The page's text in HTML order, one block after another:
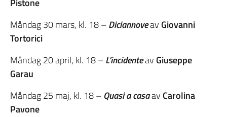
Pistone
Måndag 30 mars, kl. 18 –Diciannoveav Giovanni
Tortorici
Måndag 20 april, kl. 18 –L’incidenteav Giuseppe
Garau
Måndag 25 maj, kl. 18 – Quasi a casaav Carolina
Pavone